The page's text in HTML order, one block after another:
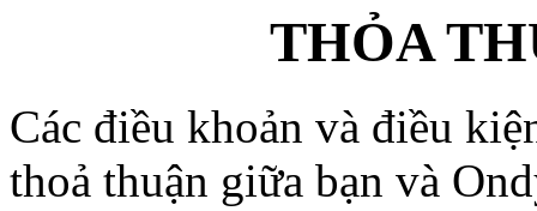
THỎA
Các điều khoản và điều
thoả thuận giữa bạn và